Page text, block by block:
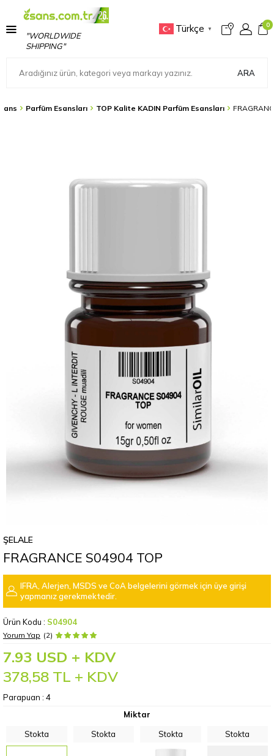
"WORLDWIDE
SHIPPING"
Türkçe ▼
0
ARA
Parfüm Esansları TOP Kalite KADIN Parfüm Esansları
ŞELALE
FRAGRANCE S04904 TOP
IFRA, Alerjen, MSDS ve CoA belgelerini görmek için üye girişi
yapmanız gerekmektedir.
Ürün Kodu : S04904
Yorum Yap (2)
7.93 USD + KDV
378,58 TL + KDV
Parapuan : 4
Miktar
Stokta
Stokta Stokta Stokta